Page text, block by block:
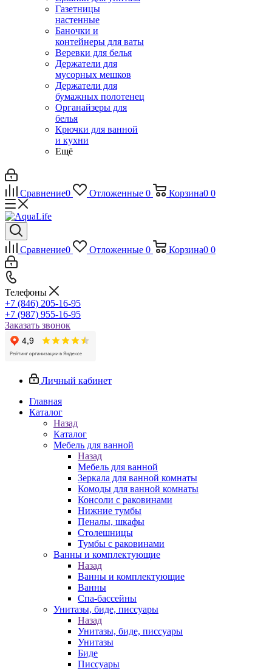
Газетницы
настенные
Баночки и
контейнеры для ваты
Веревки для белья
Держатели для
мусорных мешков
Держатели для
бумажных полотенец
Органайзеры для
белья
Крючки для ванной
и кухни
Ещё
Сравнение0 Отложенные 0 Корзина0 0
Сравнение0 Отложенные 0 Корзина0 0
Телефоны
+7 (846) 205-16-95
+7 (987) 955-16-95
Заказать звонок
Личный кабинет
Главная
Каталог
Назад
Каталог
Мебель для ванной
Назад
Мебель для ванной
Зеркала для ванной комнаты
Комоды для ванной комнаты
Консоли с раковинами
Нижние тумбы
Пеналы, шкафы
Столешницы
Тумбы с раковинами
Ванны и комплектующие
Назад
Ванны и комплектующие
Ванны
Спа-бассейны
Унитазы, биде, писсуары
Назад
Унитазы, биде, писсуары
Унитазы
Биде
Писсуары